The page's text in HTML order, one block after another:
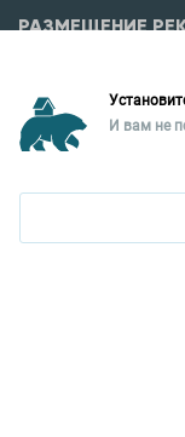
РАЗМЕЩЕНИЕ
Уральская палата
ул. Горького, 65, 0
И вам не